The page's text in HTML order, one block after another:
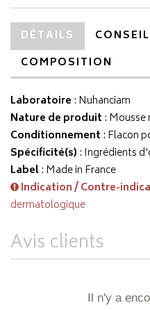
DÉTAILS
COMPOSITION
Laboratoire : Nuhanciam
Nature de produit :
Conditionnement : Flacon
Spécificité(s) : Ingrédients
Label: Made in France
Indication / Contre-
dermatologique
Avis clients
Il n'y a